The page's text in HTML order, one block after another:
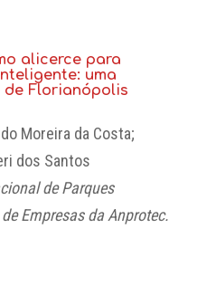
alicerce para
uma
Florianópolis
Moreira da Costa;
dos Santos
de Parques
Empresas da Anprotec.